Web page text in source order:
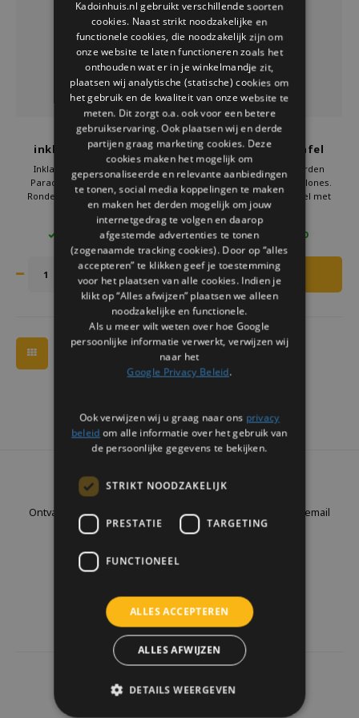
Welke Zwitscherbox past bij jou?
Zwitscherbox als cadeau
Wanddecoratie
Storytiles
Pylones
inklapbare tuintafel
garden paradise tulpen
Inklapbare tuintafel Garden
Paradise Tulpen van Pylones.
Ronde metalen bistrotafel met
vrolijk tulpen dessin. Licht, stevig
en ideaal voor balkon of kleine tuin.
Bestel nu bij Kado in Huis en fleur je
buitenruimte op met dit kleurrijke
design.
€169,00
6 OP VOORRAAD
Pylones
inklapbare tuintafel
garden paradise Bouquet
Inklapbare tuintafel Garden
Paradise Bouquet van Pylones.
Ronde metalen bistrotafel met
kleurrijk bloemendessin. Licht,
stevig en ideaal voor balkon of
kleine tuin. Bestel nu bij Kado in
Huis en fleur je buitenruimte op
met zomers design.
€169,00
6 OP VOORRAAD
Nieuwsbrief
Ontvang de laatste updates, nieuws en aanbiedingen via email
4437reviews
ENGLISH
Kadoinhuis.nl gebruikt verschillende soorten
cookies. Naast strikt noodzakelijke en
functionele cookies, die noodzakelijk zijn om
onze website te laten functioneren zoals het
onthouden wat er in je winkelmandje zit,
plaatsen wij analytische (statische) cookies om
het gebruik en de kwaliteit van onze website te
meten. Dit zorgt o.a. ook voor een betere
gebruikservaring. Ook plaatsen wij en derde
partijen graag marketing cookies. Deze
cookies maken het mogelijk om
gepersonaliseerde en relevante aanbiedingen
te tonen, social media koppelingen te maken
en maken het derden mogelijk om jouw
internetgedrag te volgen en daarop
afgestemde advertenties te tonen
(zogenaamde tracking cookies). Door op “alles
accepteren” te klikken geef je toestemming
voor het plaatsen van alle cookies. Indien je
klikt op “Alles afwijzen” plaatsen we alleen
noodzakelijke en functionele.
Als u meer wilt weten over hoe Google
persoonlijke informatie verwerkt, verwijzen wij
naar het
Google Privacy Beleid.
Ook verwijzen wij u graag naar ons privacy
beleid om alle informatie over het gebruik van
de persoonlijke gegevens te bekijken.
STRIKT NOODZAKELIJK
PRESTATIE TARGETING
FUNCTIONEEL
ALLES ACCEPTEREN
ALLES AFWIJZEN
DETAILS WEERGEVEN